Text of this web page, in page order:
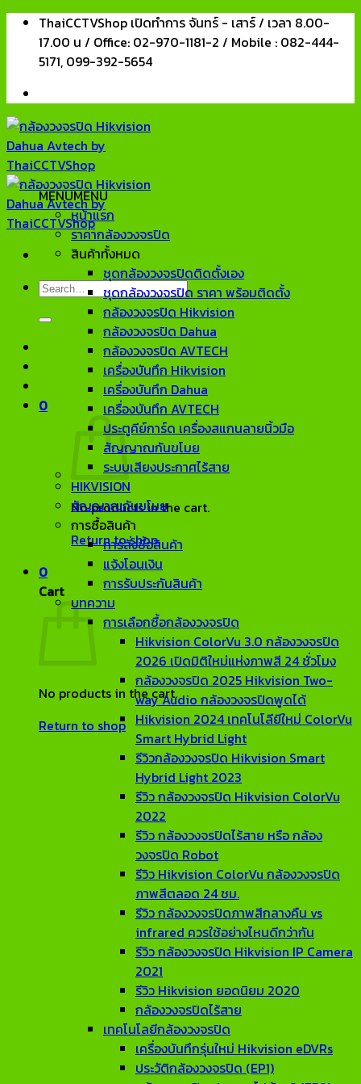
Skip
content
ThaiCCTVShop เปิดทำการ จันทร์ - เสาร์ / เวลา 8.00-
17.00 น / Office: 02-970-1181-2 / Mobile : 082-444-
5171, 099-392-5654
Search
0
No products in the cart.
Return to shop
0
Cart
No products in the cart.
Return to shop
MENUMENU
หน้าแรก
ราคากล้องวงจรปิด
สินค้าทั้งหมด
ชุดกล้องวงจรปิดติดตั้งเอง
ชุดกล้องวงจรปิด ราคา พร้อมติดตั้ง
กล้องวงจรปิด Hikvision
กล้องวงจรปิด Dahua
กล้องวงจรปิด AVTECH
เครื่องบันทึก Hikvision
เครื่องบันทึก Dahua
เครื่องบันทึก AVTECH
ประตูคีย์การ์ด เครื่องสแกนลายนิ้วมือ
สัญญาณกันขโมย
ระบบเสียงประกาศไร้สาย
HIKVISION
สัญญาณกันขโมย
การซื้อสินค้า
การสั่งซื้อสินค้า
แจ้งโอนเงิน
การรับประกันสินค้า
บทความ
การเลือกซื้อกล้องวงจรปิด
Hikvision ColorVu 3.0 กล้องวงจรปิด
2026 เปิดมิติใหม่แห่งภาพสี 24 ชั่วโมง
กล้องวงจรปิด 2025 Hikvision Two-
way Audio กล้องวงจรปิดพูดได้
Hikvision 2024 เทคโนโลียีใหม่ ColorVu
Smart Hybrid Light
รีวิวกล้องวงจรปิด Hikvision Smart
Hybrid Light 2023
รีวิว กล้องวงจรปิด Hikvision ColorVu
2022
รีวิว กล้องวงจรปิดไร้สาย หรือ กล้อง
วงจรปิด Robot
รีวิว Hikvision ColorVu กล้องวงจรปิด
ภาพสีตลอด 24 ชม.
รีวิว กล้องวงจรปิดภาพสีกลางคืน vs
infrared ควรใช้อย่างไหนดีกว่ากัน
รีวิว กล้องวงจรปิด Hikvision IP Camera
2021
รีวิว Hikvision ยอดนิยม 2020
กล้องวงจรปิดไร้สาย
เทคโนโลยีกล้องวงจรปิด
เครื่องบันทึกรุ่นใหม่ Hikvision eDVRs
ประวัติกล้องวงจรปิด (EP1)